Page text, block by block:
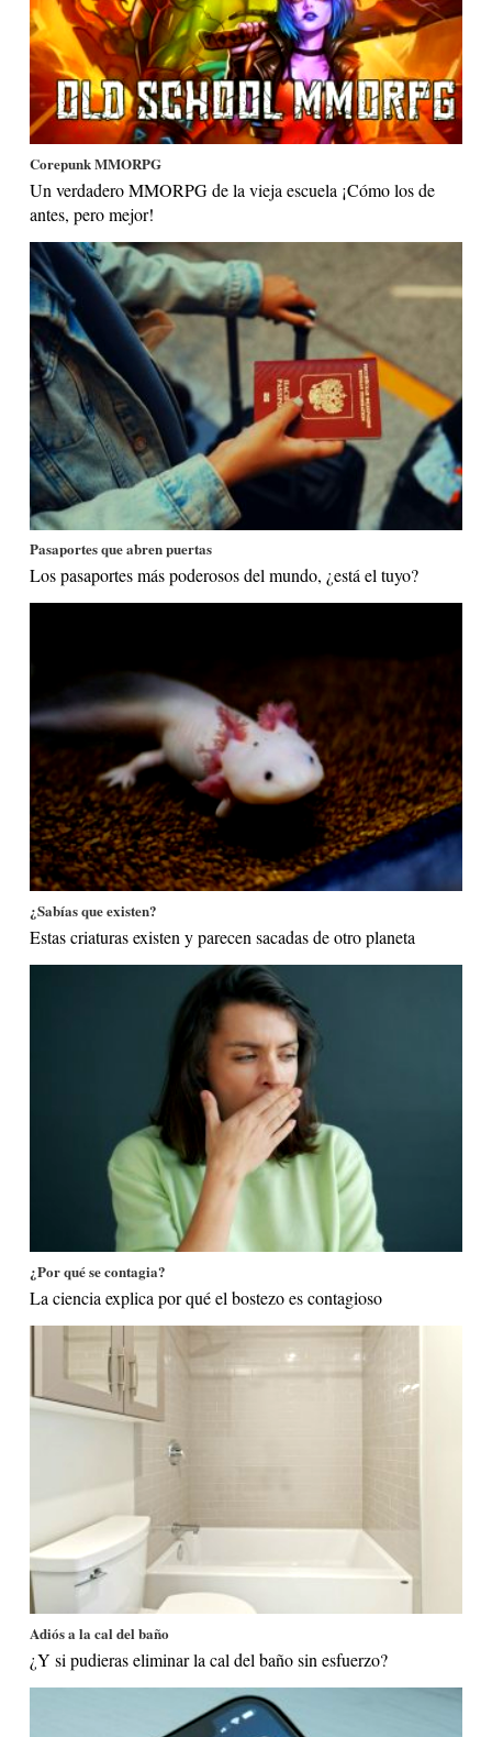
Corepunk MMORPG
Un verdadero MMORPG de la vieja escuela ¡Cómo los de
antes, pero mejor!
Pasaportes que abren puertas
Los pasaportes más poderosos del mundo, ¿está el tuyo?
¿Sabías que existen?
Estas criaturas existen y parecen sacadas de otro planeta
¿Por qué se contagia?
La ciencia explica por qué el bostezo es contagioso
Adiós a la cal del baño
¿Y si pudieras eliminar la cal del baño sin esfuerzo?